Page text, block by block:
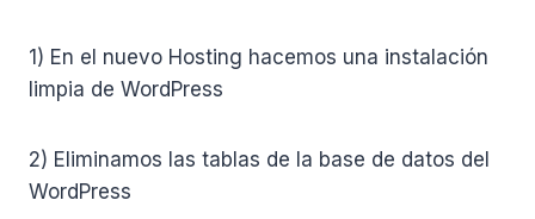
1) En el nuevo Hosting hacemos una instalación
limpia de WordPress
2) Eliminamos las tablas de la base de datos del
WordPress